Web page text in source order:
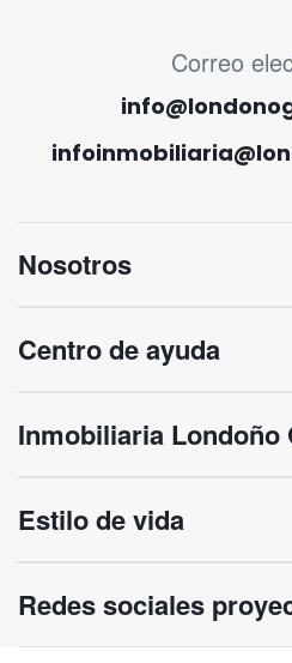
MENÚ CORREOCorreo
Nosotros
Centro de ayuda
Inmobiliaria Londoño
Estilo de vida
Redes sociales